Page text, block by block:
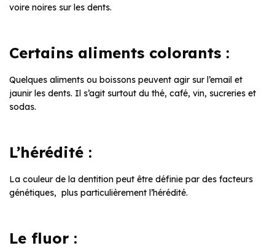
voire noires sur les dents.
Certains aliments colorants :
Quelques aliments ou boissons peuvent agir sur l’email et
jaunir les dents. Il s’agit surtout du thé, café, vin, sucreries et
sodas.
L’hérédité :
La couleur de la dentition peut être définie par des facteurs
génétiques, plus particulièrement l’hérédité.
Le fluor :